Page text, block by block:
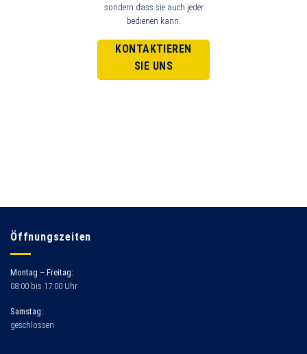
sondern dass sie auch jeder
bedienen kann.
KONTAKTIEREN
SIE UNS
Öffnungszeiten
Montag – Freitag:
08:00 bis 17:00 Uhr
Samstag:
geschlossen